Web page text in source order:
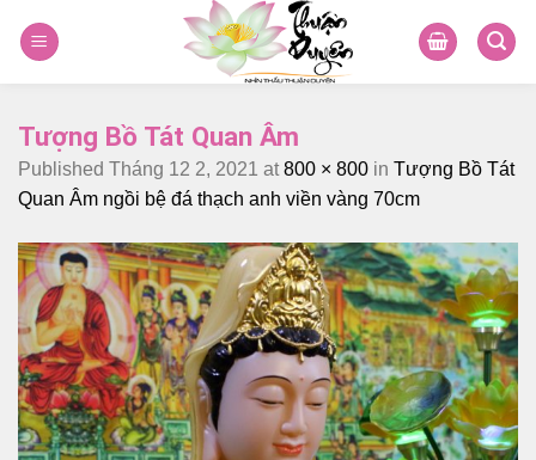
Tượng Bồ Tát Quan Âm
Published Tháng 12 2, 2021 at 800 × 800 in Tượng Bồ Tát
Quan Âm ngồi bệ đá thạch anh viền vàng 70cm